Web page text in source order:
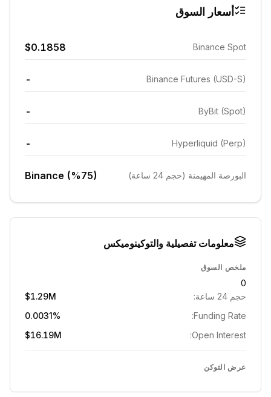
أسعار السوق
Binance Spot
$0.1858
Binance Futures (USD-S)
-
ByBit (Spot)
-
Hyperliquid (Perp)
-
البورصة المهيمنة (حجم 24 ساعة) Binance (%75)
معلومات تفصيلية والتوكينوميكس
ملخص السوق
0
حجم 24 ساعة:
$1.29M
Funding Rate:
0.0031%
Open Interest:
$16.19M
عرض التوكن